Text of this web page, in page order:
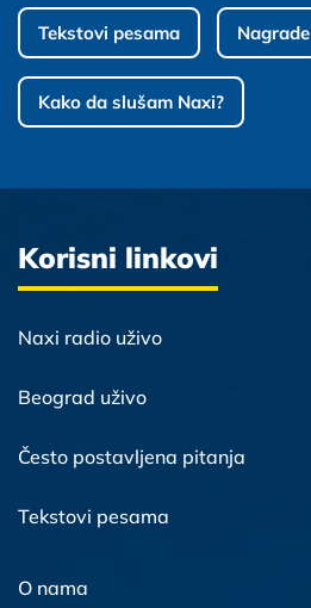
Tekstovi pesama Nagrade
Kako da slušam Naxi?
Korisni linkovi
Naxi radio uživo
Beograd uživo
Često postavljena pitanja
Tekstovi pesama
O nama